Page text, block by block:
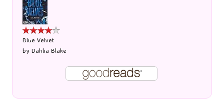
Blue Velvet
by Dahlia Blake